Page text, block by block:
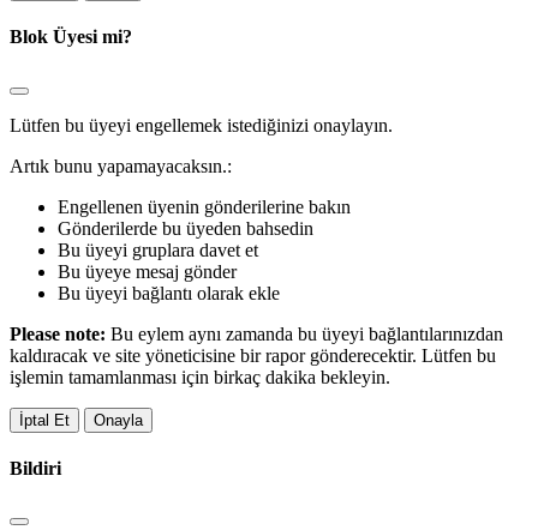
Blok Üyesi mi?
Lütfen bu üyeyi engellemek istediğinizi onaylayın.
Artık bunu yapamayacaksın.:
Engellenen üyenin gönderilerine bakın
Gönderilerde bu üyeden bahsedin
Bu üyeyi gruplara davet et
Bu üyeye mesaj gönder
Bu üyeyi bağlantı olarak ekle
Please note: Bu eylem aynı zamanda bu üyeyi bağlantılarınızdan
kaldıracak ve site yöneticisine bir rapor gönderecektir. Lütfen bu
işlemin tamamlanması için birkaç dakika bekleyin.
Onayla
Bildiri